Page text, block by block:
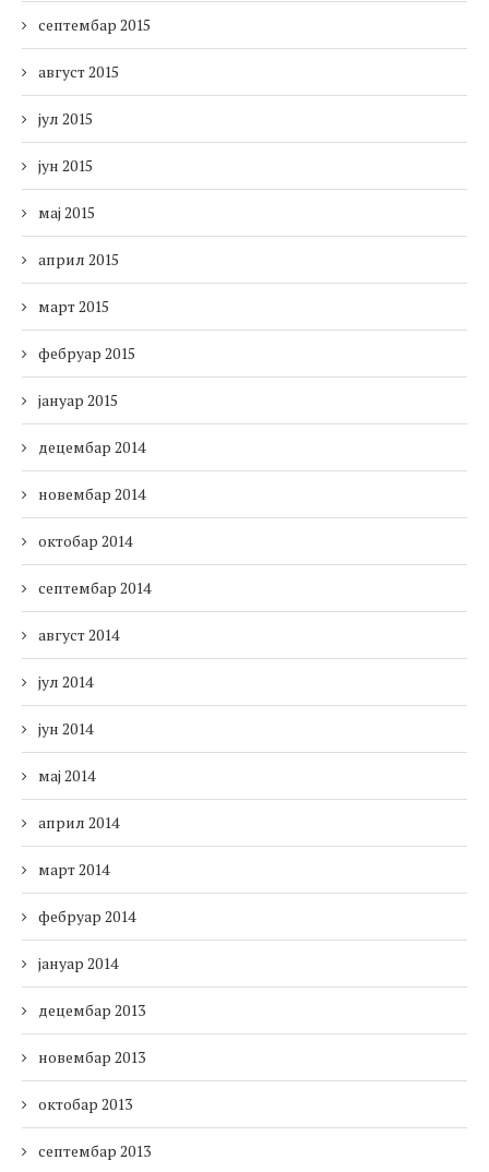
септембар 2015
август 2015
јул 2015
јун 2015
мај 2015
април 2015
март 2015
фебруар 2015
јануар 2015
децембар 2014
новембар 2014
октобар 2014
септембар 2014
август 2014
јул 2014
јун 2014
мај 2014
април 2014
март 2014
фебруар 2014
јануар 2014
децембар 2013
новембар 2013
октобар 2013
септембар 2013